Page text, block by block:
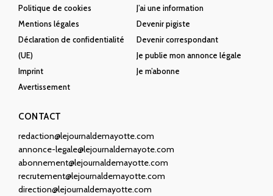
Politique de cookies
Mentions légales
Déclaration de confidentialité
(UE)
Imprint
Avertissement
J’ai une information
Devenir pigiste
Devenir correspondant
Je publie mon annonce légale
Je m’abonne
CONTACT
redaction@lejournaldemayotte.com
annonce-legale@lejournaldemayote.com
abonnement@lejournaldemayotte.com
recrutement@lejournaldemayotte.com
direction@lejournaldemayotte.com